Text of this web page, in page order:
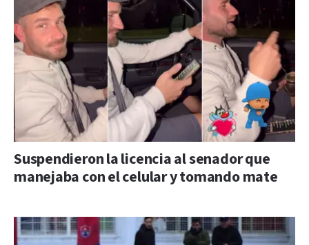
Suspendieron la licencia al senador que
manejaba con el celular y tomando mate